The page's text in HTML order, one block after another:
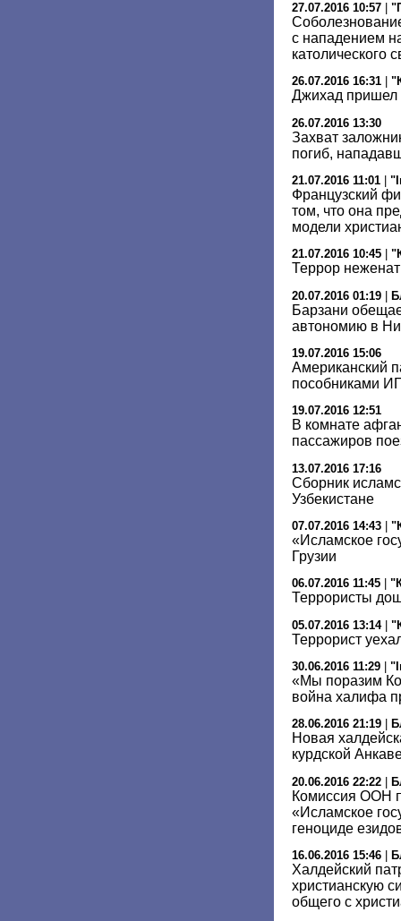
27.07.2016 10:57
с нападением
католического
26.07.2016 16:31
Джихад пришел
26.07.2016 13:30
Захват
погиб,
21.07.2016 11:01
Французский
том, что она
модели
21.07.2016 10:45
Террор
20.07.2016 01:19 |
Барзани
автономию в
19.07.2016 15:06
Американский
пособниками
19.07.2016 12:51
В комнате
пассажиров
13.07.2016 17:16
Сборник
Узбекистане
07.07.2016 14:43
«Исламское
Грузии
06.07.2016 11:45
Террористы
05.07.2016 13:14|
Террорист
30.06.2016 11:29
«Мы поразим
война халифа
28.06.2016 21:19
Новая
курдской
20.06.2016 22:22 |
Комиссия ООН
«Исламское
геноциде
16.06.2016 15:46
Халдейский
христианскую
общего с